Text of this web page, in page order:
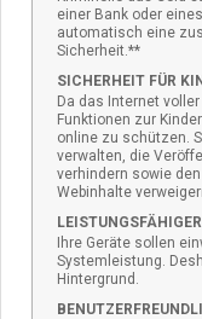
einer Bank oder
automatisch eine
Sicherheit.**
SICHERHEIT FÜR
Da das Internet
Funktionen zur
online zu schützen.
verwalten, die
verhindern sowie
Webinhalte
Ihre Geräte sollen
Systemleistung.
Hintergrund.